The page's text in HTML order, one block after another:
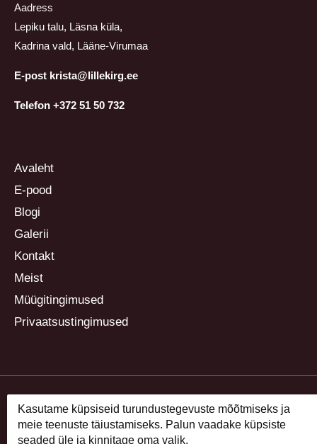
Aadress
Lepiku talu, Läsna küla,
Kadrina vald, Lääne-Virumaa
E-post krista@lillekirg.ee
Telefon +372 51 50 732
Avaleht
E-pood
Blogi
Galerii
Kontakt
Meist
Müügitingimused
Privaatsustingimused
Kasutame küpsiseid turundustegevuste mõõtmiseks ja
meie teenuste täiustamiseks. Palun vaadake küpsiste
seaded üle ja kinnitage oma valik.